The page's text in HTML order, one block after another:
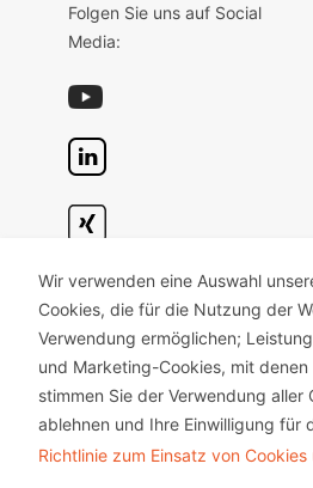
Folgen Sie uns auf Social
Media:
Wir verwenden eine Auswahl
Cookies, die für die Nutzung der
Verwendung ermöglichen;
und Marketing-Cookies, mit denen
stimmen Sie der Verwendung
ablehnen und Ihre Einwilligung für
Richtlinie zum Einsatz von